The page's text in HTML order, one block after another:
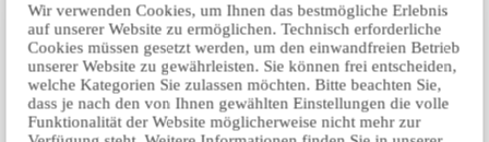
Wir verwenden Cookies, um Ihnen das bestmögliche Erlebnis
auf unserer Website zu ermöglichen. Technisch erforderliche
Cookies müssen gesetzt werden, um den einwandfreien Betrieb
unserer Website zu gewährleisten. Sie können frei entscheiden,
welche Kategorien Sie zulassen möchten. Bitte beachten Sie,
dass je nach den von Ihnen gewählten Einstellungen die volle
Funktionalität der Website möglicherweise nicht mehr zur